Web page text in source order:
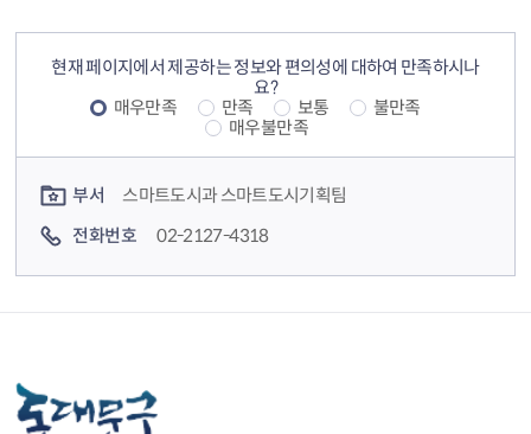
현재 페이지에서 제공하는 정보와 편의성에 대하여 만족하시나
요?
매우만족
만족 보통
불만족
매우불만족
부서
스마트도시과 스마트도시기획팀
전화번호
02-2127-4318